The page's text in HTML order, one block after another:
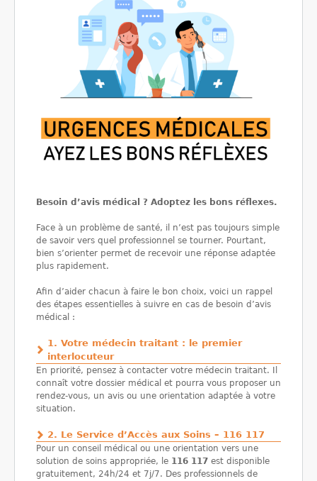
Besoin d’avis médical ? Adoptez les bons réflexes.
Face à un problème de santé, il n’est pas toujours simple
de savoir vers quel professionnel se tourner. Pourtant,
bien s’orienter permet de recevoir une réponse adaptée
plus rapidement.
Afin d’aider chacun à faire le bon choix, voici un rappel
des étapes essentielles à suivre en cas de besoin d’avis
médical :
1. Votre médecin traitant : le premier
interlocuteur
En priorité, pensez à contacter votre médecin traitant. Il
connaît votre dossier médical et pourra vous proposer un
rendez-vous, un avis ou une orientation adaptée à votre
situation.
2. Le Service d’Accès aux Soins – 116 117
Pour un conseil médical ou une orientation vers une
solution de soins appropriée, le 116 117 est disponible
gratuitement, 24h/24 et 7j/7. Des professionnels de